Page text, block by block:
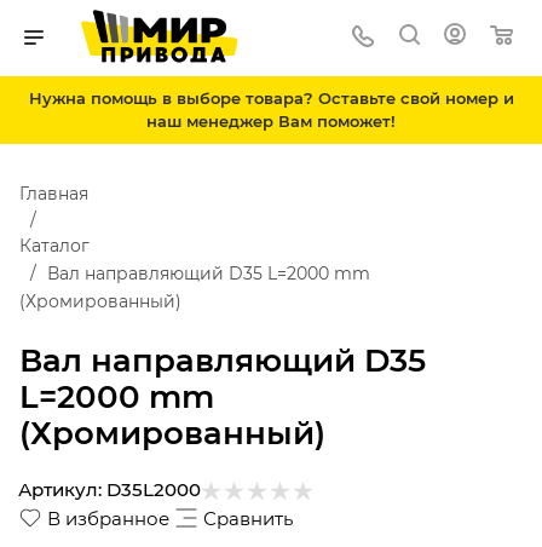
Нужна помощь в выборе товара? Оставьте свой номер и
наш менеджер Вам поможет!
Вал направляющий D35
L=2000 mm
(Хромированный)
Главная
Каталог
Вал направляющий D35 L=2000 mm
(Хромированный)
В избранное Сравнить
Артикул: D35L2000